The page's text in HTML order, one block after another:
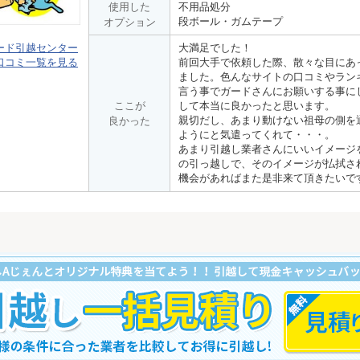
ド引越センター
コミ一覧を見る
使用した
オプション
不用品処分
段ボール・ガムテープ
ここが
良かった
大満足でした！
前回大手で依頼した際、散々な目に
ました。色んなサイトの口コミやラ
言う事でガードさんにお願いする事
して本当に良かったと思います。
親切だし、あまり動けない祖母の側
ようにと気遣ってくれて・・・。
あまり引越し業者さんにいいイメー
の引っ越しで、そのイメージが払拭さ
機会があればまた是非来て頂きたいで